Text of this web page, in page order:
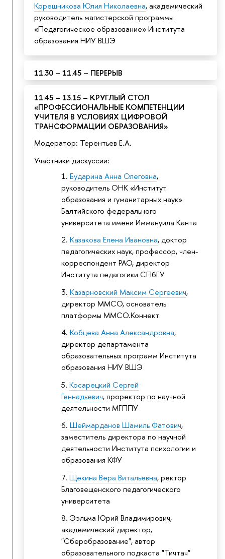
Корешникова Юлия Николаевна, академический
руководитель магистерской программы
«Педагогическое образование» Института
образования НИУ ВШЭ
11.30 – 11.45 – ПЕРЕРЫ
11.45 – 13.15 – КРУГЛЫЙ СТОЛ
«ПРОФЕССИОНАЛЬНЫЕ КОМПЕТЕНЦИИ
УЧИТЕЛЯ В УСЛОВИЯХ ЦИФРОВОЙ
ТРАНСФОРМАЦИИ ОБРАЗОВАНИЯ»
Модератор: Терентьев Е.А.
Участники дискуссии:
Бударина Анна Олеговна,
руководитель ОНК «Институт
образования и гуманитарных наук»
Балтийского федерального
университета имени Иммануила Канта
Казакова Елена Ивановна, доктор
педагогических наук, профессор, член-
корреспондент РАО, директор
Института педагогики СПбГУ
Казарновский Максим Сергеевич,
директор ММСО, основатель
платформы ММСО.Коннект
Кобцева Анна Александровна,
директор департамента
образовательных программ Института
образования НИУ ВШЭ
Косарецкий Сергей
Геннадьевич, проректор по научной
деятельности МГППУ
Шеймарданов Шамиль Фатович,
заместитель директора по научной
деятельности Института психологии и
образования КФУ
Щекина Вера Витальевна, ректор
Благовещенского педагогического
университета
Ээльма Юрий Владимирович,
академический директор,
"Сберобразование", автор
образовательного подкаста "Тичтач"